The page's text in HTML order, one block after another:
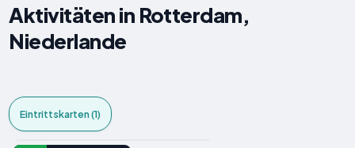
Aktivitäten in Rotterdam,
Niederlande
Eintrittskarten (1)